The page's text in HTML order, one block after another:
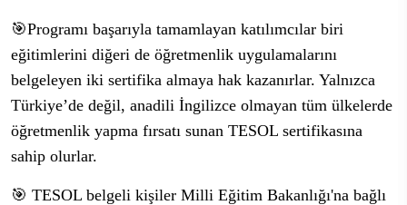
🎯Programı başarıyla tamamlayan katılımcılar biri
eğitimlerini diğeri de öğretmenlik uygulamalarını
belgeleyen iki sertifika almaya hak kazanırlar. Yalnızca
Türkiye’de değil, anadili İngilizce olmayan tüm ülkelerde
öğretmenlik yapma fırsatı sunan TESOL sertifikasına
sahip olurlar.
🎯 TESOL belgeli kişiler Milli Eğitim Bakanlığı'na bağlı